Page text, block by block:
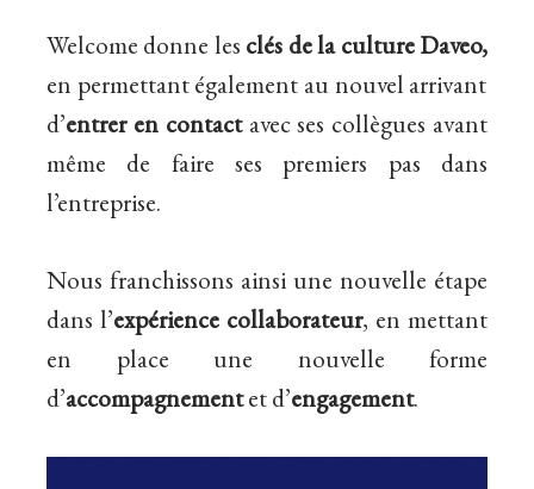
Welcome donne les clés dela cultureDaveo,
en permettant également au nouvel arrivant
d’entrer en contactavec ses collègues avant
même de faire ses premiers pas dans
l’entreprise.
Nous franchissons ainsi une nouvelle étape
dans l’expérience collaborateur, en mettant
en place une nouvelle
forme
d’accompagnementet d’engagement.